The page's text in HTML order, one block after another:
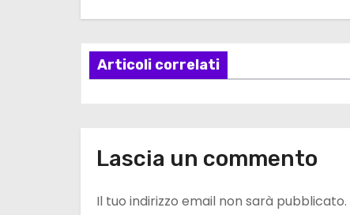
a
z
i
n
Articoli correlati
Lascia un commento
Il tuo indirizzo email non sarà pubblicato.